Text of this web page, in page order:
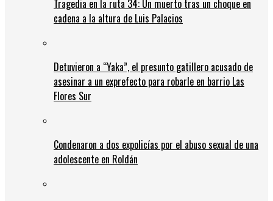
Tragedia en la ruta 34: Un muerto tras un choque en
cadena a la altura de Luis Palacios
Detuvieron a “Yaka”, el presunto gatillero acusado de
asesinar a un exprefecto para robarle en barrio Las
Flores Sur
Condenaron a dos expolicías por el abuso sexual de una
adolescente en Roldán